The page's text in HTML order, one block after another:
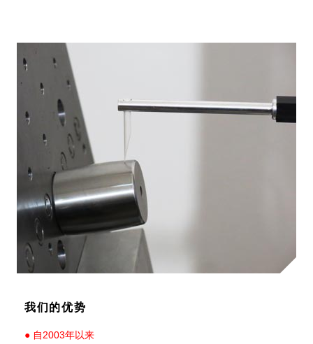
我们的优势
● 自2003年以来